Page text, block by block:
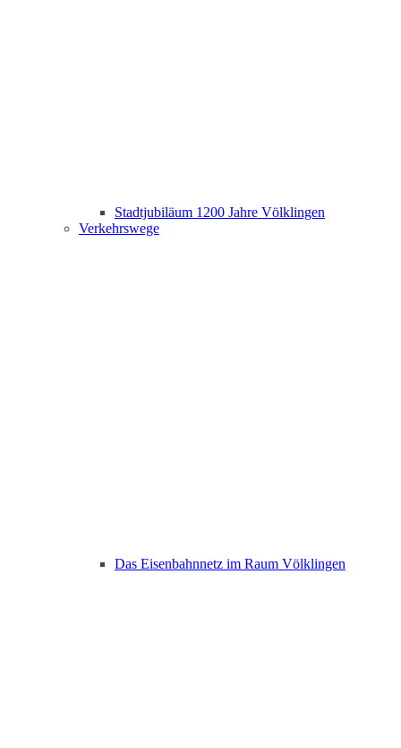
Stadtjubiläum 1200 Jahre Völklingen
Verkehrswege
Das Eisenbahnnetz im Raum Völklingen